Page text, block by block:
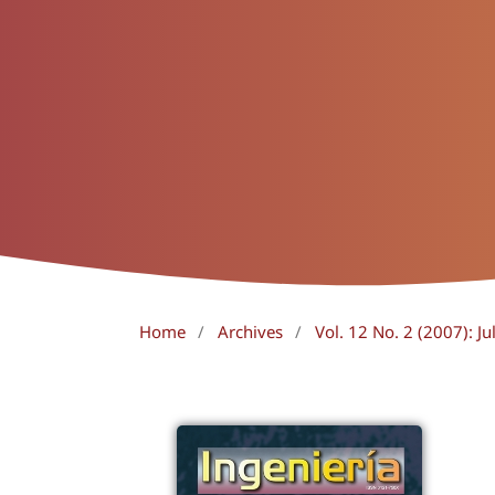
Home / Archives / Vol. 12 No. 2 (2007):